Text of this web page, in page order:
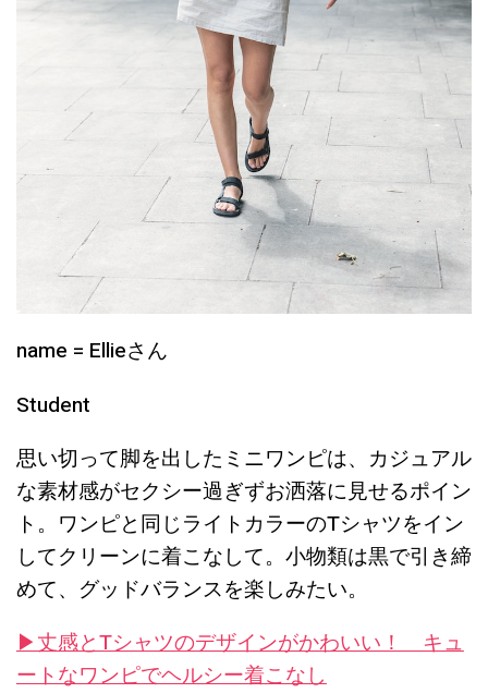
name = Ellieさん
Student
思い切って脚を出したミニワンピは、カジュアル
な素材感がセクシー過ぎずお洒落に見せるポイン
ト。ワンピと同じライトカラーのTシャツをイン
してクリーンに着こなして。小物類は黒で引き締
めて、グッドバランスを楽しみたい。
▶︎丈感とTシャツのデザインがかわいい！ キュ
ートなワンピでヘルシー着こなし